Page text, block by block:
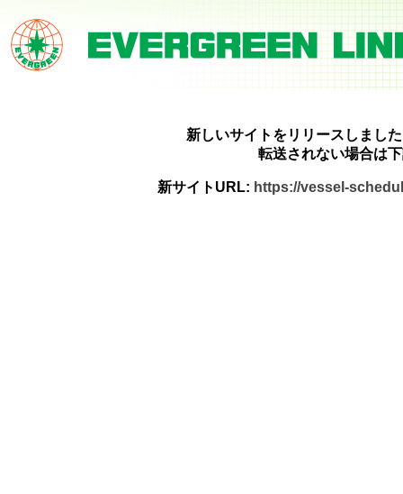
新しいサイトをリリースしまし
転送されない場合は
新サイトURL: https://vessel-